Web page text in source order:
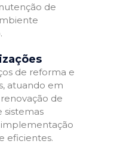
de
de reforma e
atuando em
de
sistemas
implementação
eficientes.